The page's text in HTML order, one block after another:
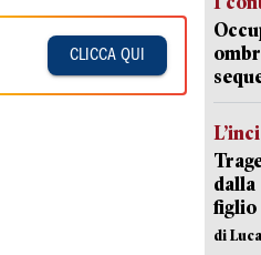
CLICCA QUI
dalla
figlio
di